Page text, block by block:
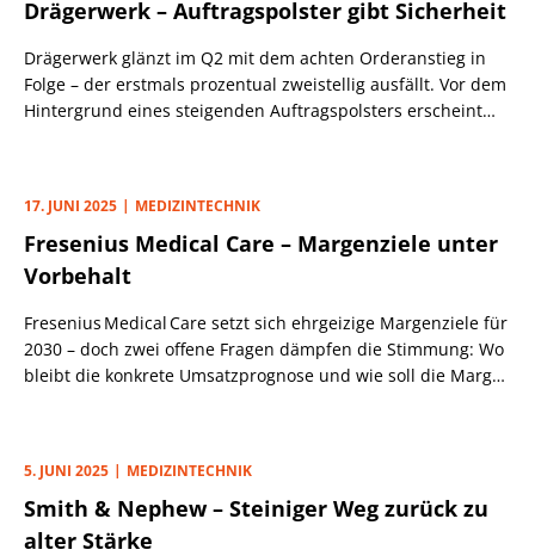
Drägerwerk – Auftragspolster gibt Sicherheit
Drägerwerk glänzt im Q2 mit dem achten Orderanstieg in
Folge – der erstmals prozentual zweistellig ausfällt. Vor dem
Hintergrund eines steigenden Auftragspolsters erscheint
17. JUNI 2025 MEDIZINTECHNIK
Fresenius Medical Care – Margenziele unter
Vorbehalt
Fresenius Medical Care setzt sich ehrgeizige Margenziele für
2030 – doch zwei offene Fragen dämpfen die Stimmung: Wo
bleibt die konkrete Umsatzprognose und wie soll die Marge
5. JUNI 2025 MEDIZINTECHNIK
Smith & Nephew – Steiniger Weg zurück zu
alter Stärke